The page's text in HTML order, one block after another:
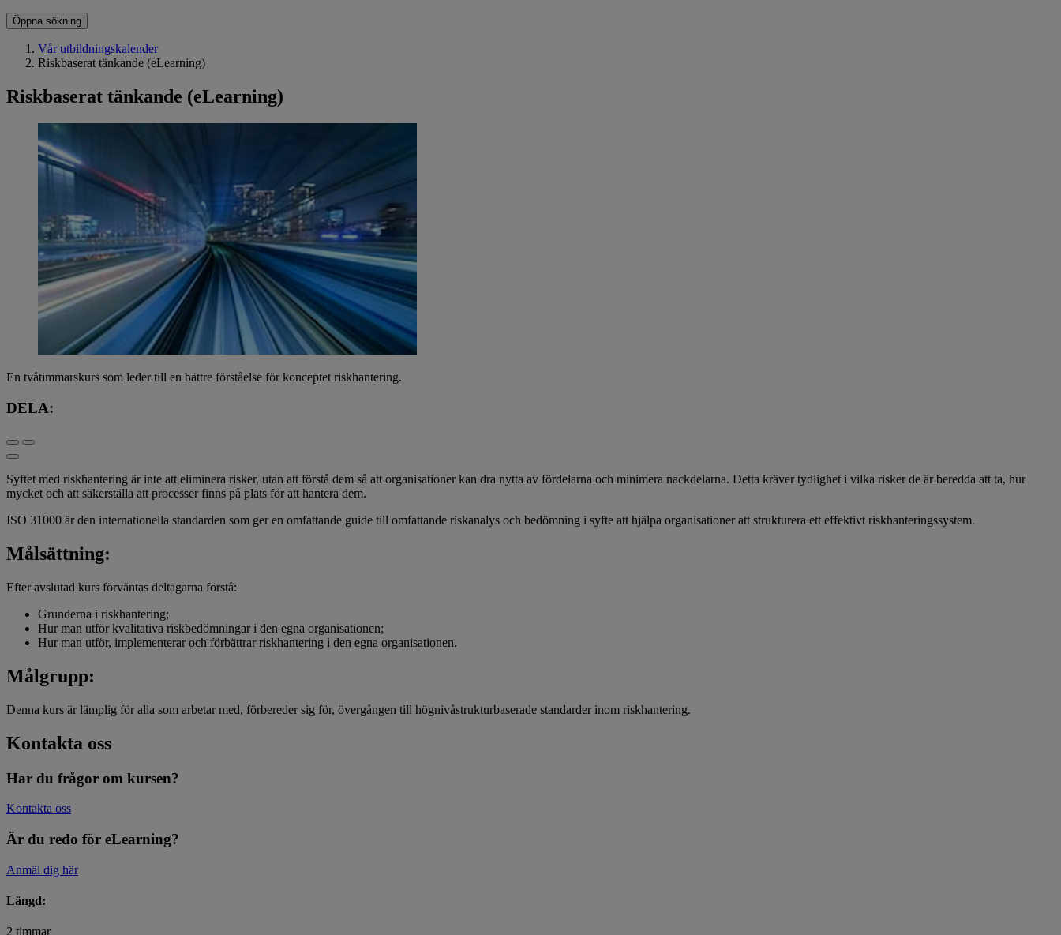
Öppna sökning
Vår utbildningskalender
Riskbaserat tänkande (eLearning)
Riskbaserat tänkande (eLearning)
En tvåtimmarskurs som leder till en bättre förståelse för konceptet riskhantering.
DELA:
Syftet med riskhantering är inte att eliminera risker, utan att förstå dem så att organisationer kan dra nytta av fördelarna och minimera nackdelarna. Detta kräver tydlighet i vilka risker de är beredda att ta, hur
mycket och att säkerställa att processer finns på plats för att hantera dem.
ISO 31000 är den internationella standarden som ger en omfattande guide till omfattande riskanalys och bedömning i syfte att hjälpa organisationer att strukturera ett effektivt riskhanteringssystem.
Målsättning:
Efter avslutad kurs förväntas deltagarna förstå:
Grunderna i riskhantering;
Hur man utför kvalitativa riskbedömningar i den egna organisationen;
Hur man utför, implementerar och förbättrar riskhantering i den egna organisationen.
Målgrupp:
Denna kurs är lämplig för alla som arbetar med, förbereder sig för, övergången till högnivåstrukturbaserade standarder inom riskhantering.
Kontakta oss
Har du frågor om kursen?
Kontakta oss
Är du redo för eLearning?
Anmäl dig här
Längd:
2 timmar